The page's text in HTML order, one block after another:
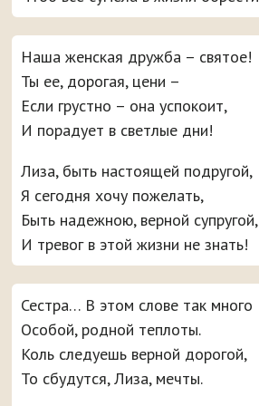
Наша женская дружба – святое!
Ты ее, дорогая, цени –
Если грустно – она успокоит,
И порадует в светлые дни!
Лиза, быть настоящей подругой,
Я сегодня хочу пожелать,
Быть надежною, верной супругой,
И тревог в этой жизни не знать!
Сестра… В этом слове так много
Особой, родной теплоты.
Коль следуешь верной дорогой,
То сбудутся, Лиза, мечты.